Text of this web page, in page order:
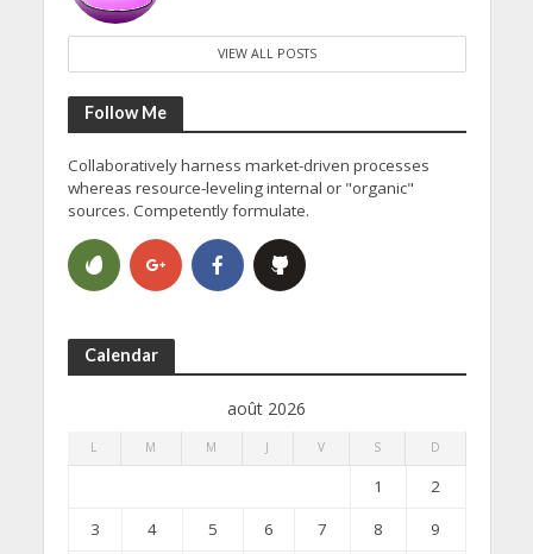
VIEW ALL POSTS
Follow Me
Collaboratively harness market-driven processes
whereas resource-leveling internal or "organic"
sources. Competently formulate.
Calendar
août 2026
L M M J V S D
1
2
3
4 5 6 7 8
9